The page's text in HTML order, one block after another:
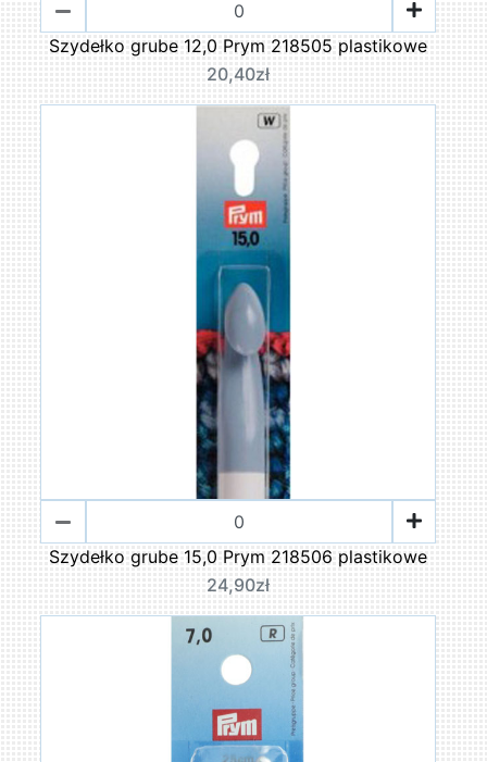
Szydełko grube 12,0 Prym 218505 plastikowe
20,40zł
Szydełko grube 15,0 Prym 218506 plastikowe
24,90zł